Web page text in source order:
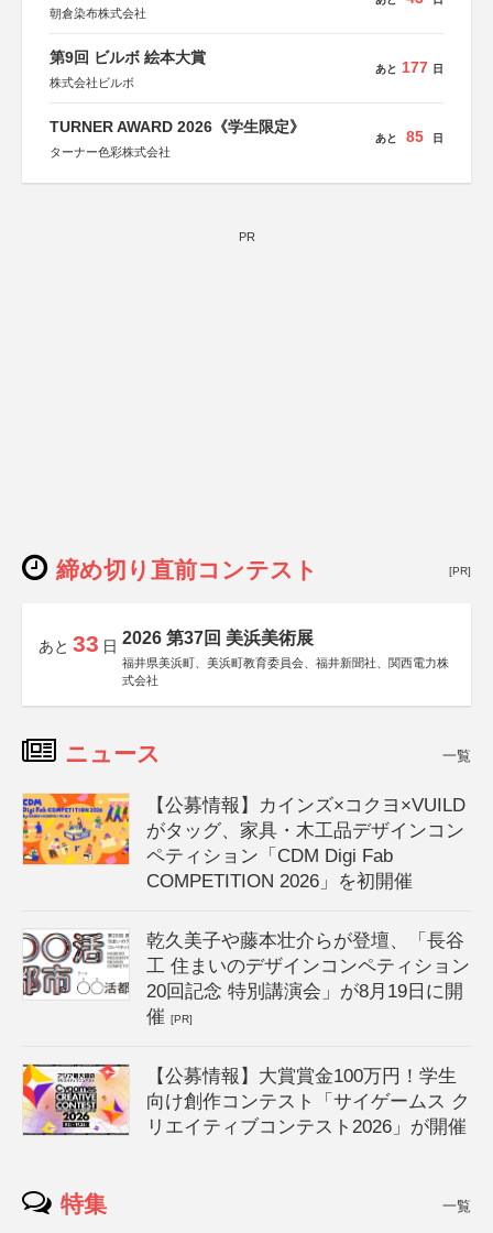
朝倉染布株式会社
第9回 ビルボ 絵本大賞
株式会社ビルボ
あと 177 日
TURNER AWARD 2026《学生限定》
ターナー色彩株式会社
あと 85 日
PR
締め切り直前コンテスト [PR]
あと 33 日 2026 第37回 美浜美術展
福井県美浜町、美浜町教育委員会、福井新聞社、関西電力株
式会社
ニュース 一覧
【公募情報】カインズ×コクヨ×VUILD
がタッグ、家具・木工品デザインコン
ペティション「CDM Digi Fab
COMPETITION 2026」を初開催
乾久美子や藤本壮介らが登壇、「長谷
工 住まいのデザインコンペティション
20回記念 特別講演会」が8月19日に開
催[PR]
【公募情報】大賞賞金100万円！学生
向け創作コンテスト「サイゲームス ク
リエイティブコンテスト2026」が開催
特集 一覧